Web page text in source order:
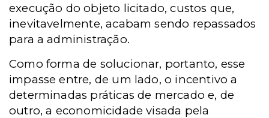
execução do objeto licitado, custos que,
inevitavelmente, acabam sendo repassados
para a administração.
Como forma de solucionar, portanto, esse
impasse entre, de um lado, o incentivo a
determinadas práticas de mercado e, de
outro, a economicidade visada pela